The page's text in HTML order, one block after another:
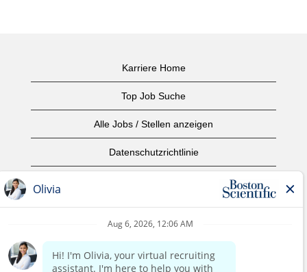
Karriere Home
Top Job Suche
Alle Jobs / Stellen anzeigen
Datenschutzrichtlinie
Urheberrecht
home page